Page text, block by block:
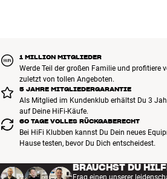
1 MILLION MITGLIEDER
Werde Teil der großen Familie und profitiere
zuletzt von tollen Angeboten.
5 JAHRE MITGLIEDERGARANTIE
Als Mitglied im Kundenklub erhältst Du 3
auf Deine HiFi-Käufe.
60 TAGE VOLLES RÜCKGABERECHT
Bei HiFi Klubben kannst Du Dein neues
Hause testen, bevor Du Dich entscheidest.
BRAUCHST DU
Frag einen unserer